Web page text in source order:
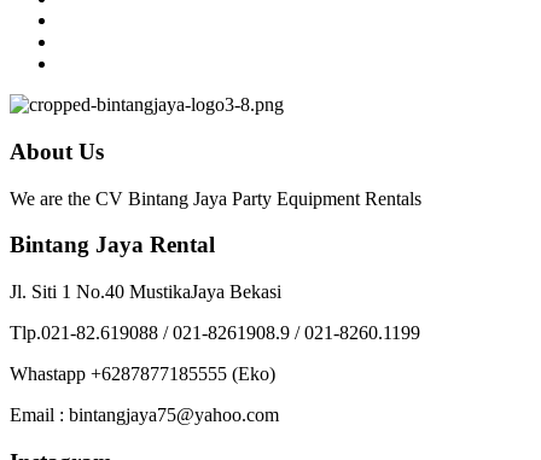
About Us
We are the CV Bintang Jaya Party Equipment Rentals
Bintang Jaya Rental
Jl. Siti 1 No.40 MustikaJaya Bekasi
Tlp.021-82.619088 / 021-8261908.9 / 021-8260.1199
Whastapp +6287877185555 (Eko)
Email : bintangjaya75@yahoo.com